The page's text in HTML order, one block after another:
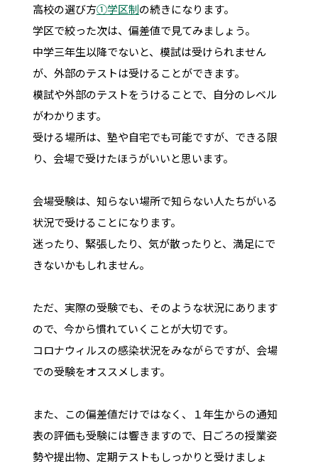
高校の選び方①学区制の続きになります。
学区で絞った次は、偏差値で見てみましょう。
中学三年生以降でないと、模試は受けられません
が、外部のテストは受けることができます。
模試や外部のテストをうけることで、自分のレベル
がわかります。
受ける場所は、塾や自宅でも可能ですが、できる限
り、会場で受けたほうがいいと思います。
会場受験は、知らない場所で知らない人たちがいる
状況で受けることになります。
迷ったり、緊張したり、気が散ったりと、満足にで
きないかもしれません。
ただ、実際の受験でも、そのような状況にあります
ので、今から慣れていくことが大切です。
コロナウィルスの感染状況をみながらですが、会場
での受験をオススメします。
また、この偏差値だけではなく、１年生からの通知
表の評価も受験には響きますので、日ごろの授業姿
勢や提出物、定期テストもしっかりと受けましょ